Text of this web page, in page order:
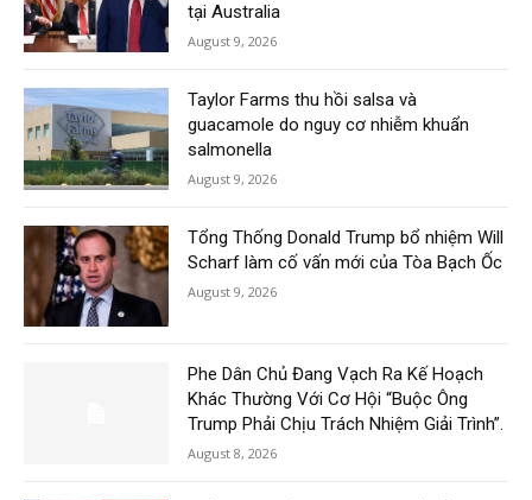
tại Australia
August 9, 2026
Taylor Farms thu hồi salsa và
guacamole do nguy cơ nhiễm khuẩn
salmonella
August 9, 2026
Tổng Thống Donald Trump bổ nhiệm Will
Scharf làm cố vấn mới của Tòa Bạch Ốc
August 9, 2026
Phe Dân Chủ Đang Vạch Ra Kế Hoạch
Khác Thường Với Cơ Hội “Buộc Ông
Trump Phải Chịu Trách Nhiệm Giải Trình”.
August 8, 2026